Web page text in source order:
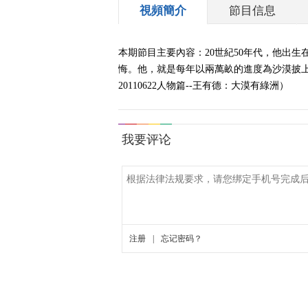
視頻簡介 節目信息
本期節目主要內容：20世紀50年代，他出
悔。他，就是每年以兩萬畝的進度為沙漠披
20110622人物篇--王有德：大漠有綠洲）